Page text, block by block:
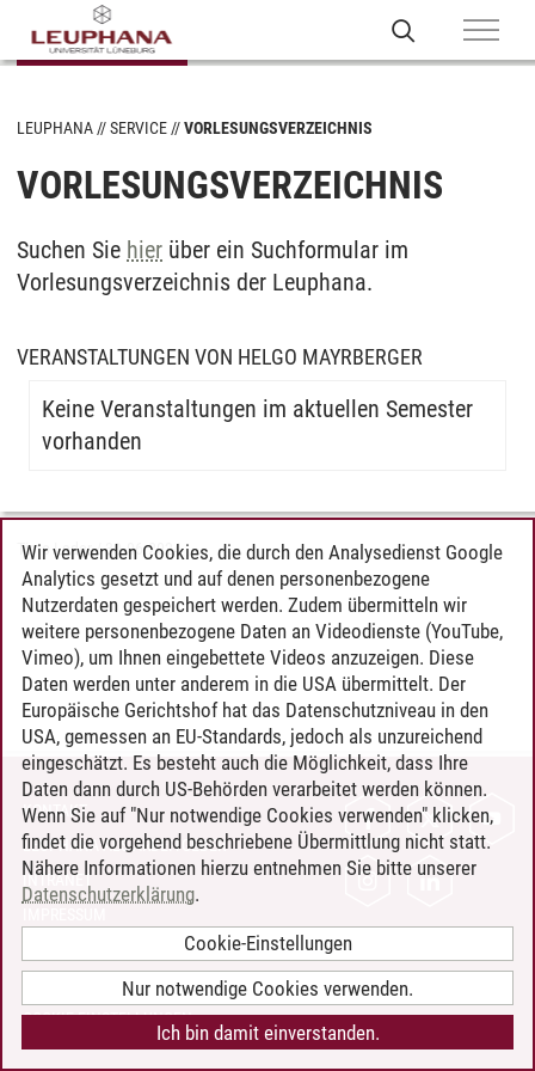
LEUPHANA SERVICE VORLESUNGSVERZEICHNIS
VORLESUNGSVERZEICHNIS
Suchen Sie hier über ein Suchformular im
Vorlesungsverzeichnis der Leuphana.
VERANSTALTUNGEN VON HELGO MAYRBERGER
Keine Veranstaltungen im aktuellen Semester
vorhanden
Timo Leder/30.06.2024
KONTAKT
LEUPHANA ALS ARBEITGEBER
INTRANET
BARRIEREFREIHEIT
COOKIE-EINSTELLUNGEN
Wir verwenden Cookies, die durch den Analysedienst Google
Analytics gesetzt und auf denen personenbezogene
Nutzerdaten gespeichert werden. Zudem übermitteln wir
weitere personenbezogene Daten an Videodienste (YouTube,
Vimeo), um Ihnen eingebettete Videos anzuzeigen. Diese
Daten werden unter anderem in die USA übermittelt. Der
Europäische Gerichtshof hat das Datenschutzniveau in den
USA, gemessen an EU-Standards, jedoch als unzureichend
eingeschätzt. Es besteht auch die Möglichkeit, dass Ihre
Daten dann durch US-Behörden verarbeitet werden können.
Wenn Sie auf "Nur notwendige Cookies verwenden" klicken,
findet die vorgehend beschriebene Übermittlung nicht statt.
Nähere Informationen hierzu entnehmen Sie bitte unserer
Datenschutzerklärung.
Cookie-Einstellungen
Nur notwendige Cookies verwenden.
Ich bin damit einverstanden.